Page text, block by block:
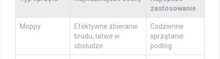
zastosowanie
Moppy
Efektywne zbieranie
brudu, łatwe w
obsłudze
Codzienne
sprzątanie
podłóg